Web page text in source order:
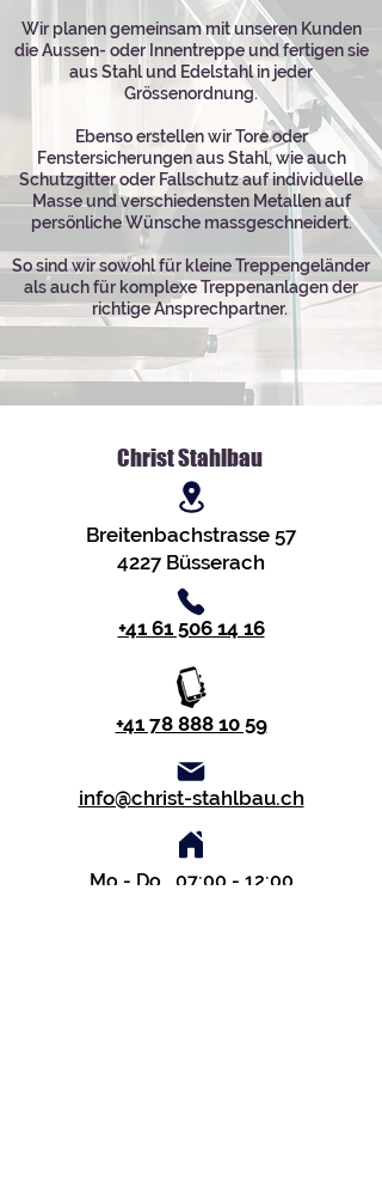
Wir planen gemeinsam mit unseren Kunden
die Aussen- oder Innentreppe und fertigen sie
aus Stahl und Edelstahl in jeder
Grössenordnung.
Ebenso erstellen wir Tore oder
Fenstersicherungen aus Stahl, wie auch
Schutzgitter oder Fallschutz auf individuelle
Masse und verschiedensten Metallen auf
persönliche Wünsche massgeschneidert.
So sind wir sowohl für kleine Treppengeländer
als auch für komplexe Treppenanlagen der
richtige Ansprechpartner.
Christ Stahlbau
Breitenbachstrasse 57
4227 Büsserach
+41 61 506 14 16
info@christ-stahlbau.ch
Mo - Do 07:00 - 12:00
+41 78 888 10 59